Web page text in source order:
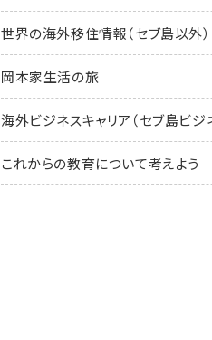
世界の海外移住情報（セブ島以外）
岡本家生活の旅
海外ビジネスキャリア（セブ島ビジ
これからの教育について考えよう